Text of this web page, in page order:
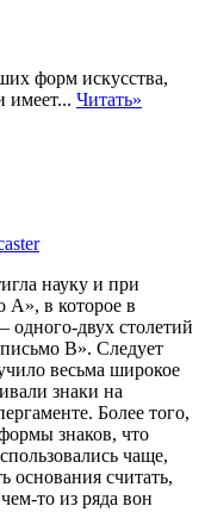
форм искусства,
имеет... Читать»
науку и при
А», в которое в
одного-двух столетий
В». Следует
весьма широкое
знаки на
Более того,
знаков, что
чаще,
основания считать,
то из ряда вон